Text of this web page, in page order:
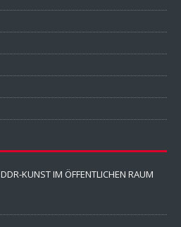
DDR-KUNST IM ÖFFENTLICHEN RAUM